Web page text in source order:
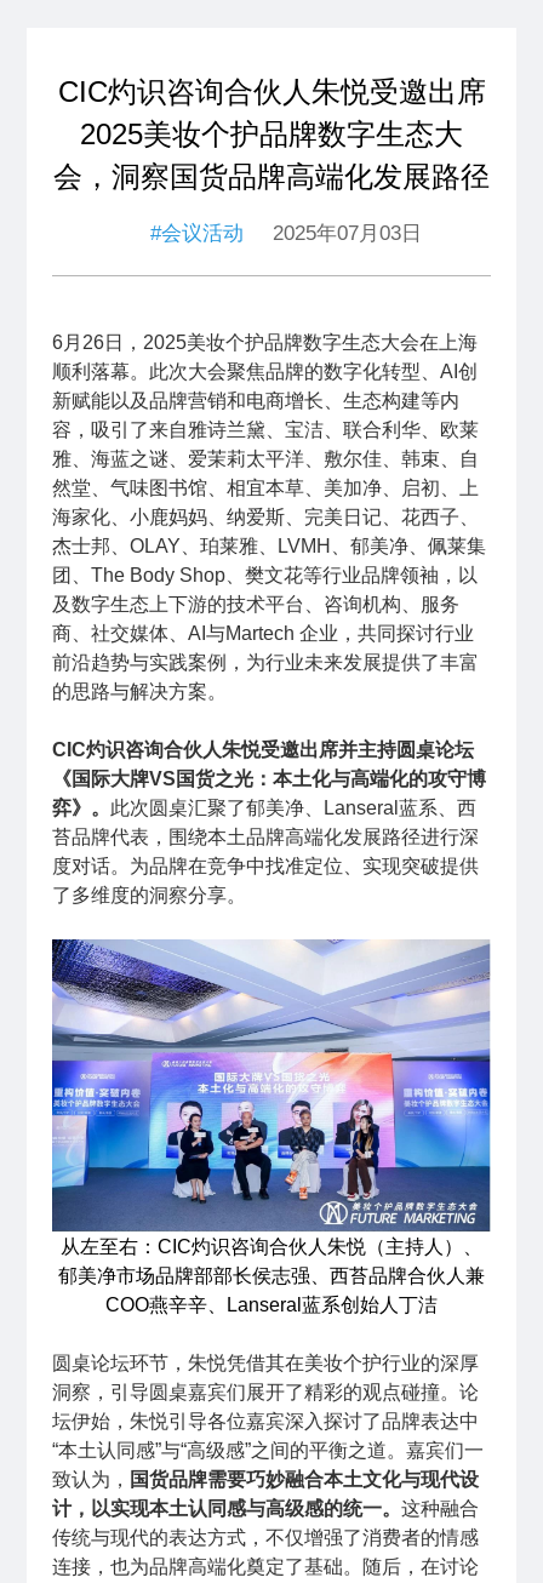
CIC灼识咨询合伙人朱悦受邀出席
2025美妆个护品牌数字生态大
会，洞察国货品牌高端化发展路径
#会议活动 2025年07月03日
6月26日，2025美妆个护品牌数字生态大会在上海
顺利落幕。 此次大会聚焦品牌的数字化转型、AI创
新赋能以及品牌营销和电商增长、生态构建等内
容，吸引了来自雅诗兰黛、宝洁、联合利华、欧莱
雅、海蓝之谜、爱茉莉太平洋、敷尔佳、韩束、自
然堂、气味图书馆、相宜本草、美加净、启初、
上
海家化、小鹿妈妈、纳爱斯、完美日记、花西子、
杰士邦、OLAY、珀莱雅、
LVMH
、郁美净、佩莱集
团、The Body Shop、樊文花等行业品牌领袖，以
及数字生态上下游的技术平台、咨询机构、服务
商、社交媒体、AI与Martech 企业，共同探讨行业
前沿趋势与实践案例，为行业未来发展提供了丰富
的思路与解决方案。
CIC灼识咨询合伙人朱悦受邀出席并主持圆桌论坛
《国际大牌VS国货之光：本土化与高端化的攻守博
弈》。 此次圆桌汇聚了郁美净、Lanseral蓝系、西
苔品牌代表，围绕本土品牌高端化发展路径进行深
度对话。为品牌在竞争中找准定位、实现突破提供
了多维度的洞察分享。
从左至右：CIC灼识咨询合伙人朱悦（主持人）、
郁美净市场品牌部部长侯志强、西苔品牌合伙人兼
COO燕辛辛、Lanseral蓝系创始人丁洁
圆桌论坛环节，朱悦凭借其在美妆个护行业的深厚
洞察，引导圆桌嘉宾们展开了精彩的观点碰撞。论
坛伊始，朱悦引导各位嘉宾深入探讨了品牌表达中
“本土认同感”与“高级感”之间的平衡之道。嘉宾们一
致认为， 国货品牌需要巧妙融合本土文化与现代设
计，以实现本土认同感与高级感的统一。 这种融合
传统与现代的表达方式，不仅增强了消费者的情感
连接，也为品牌高端化奠定了基础。随后，在讨论